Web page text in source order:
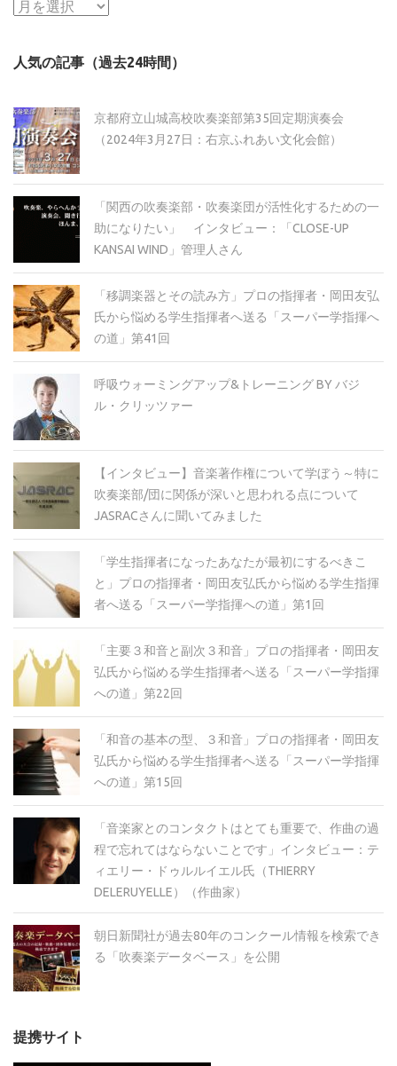
ア
イ
人気の記事（過去24時間）
京都府立山城高校吹奏楽部第35回定期演奏会
（2024年3月27日：右京ふれあい文化会館）
「関西の吹奏楽部・吹奏楽団が活性化するための一
助になりたい」 インタビュー：「CLOSE-UP
KANSAI WIND」管理人さん
「移調楽器とその読み方」プロの指揮者・岡田友弘
氏から悩める学生指揮者へ送る「スーパー学指揮へ
の道」第41回
呼吸ウォーミングアップ&トレーニング BY バジ
ル・クリッツァー
【インタビュー】音楽著作権について学ぼう～特に
吹奏楽部/団に関係が深いと思われる点について
JASRACさんに聞いてみました
「学生指揮者になったあなたが最初にするべきこ
と」プロの指揮者・岡田友弘氏から悩める学生指揮
者へ送る「スーパー学指揮への道」第1回
「主要３和音と副次３和音」プロの指揮者・岡田友
弘氏から悩める学生指揮者へ送る「スーパー学指揮
への道」第22回
「和音の基本の型、３和音」プロの指揮者・岡田友
弘氏から悩める学生指揮者へ送る「スーパー学指揮
への道」第15回
「音楽家とのコンタクトはとても重要で、作曲の過
程で忘れてはならないことです」インタビュー：テ
ィエリー・ドゥルルイエル氏（THIERRY
DELERUYELLE）（作曲家）
朝日新聞社が過去80年のコンクール情報を検索でき
る「吹奏楽データベース」を公開
提携サイト